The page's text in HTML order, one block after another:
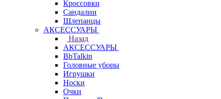
Кроссовки
Сандалии
Шлепанцы
АКСЕССУАРЫ
Назад
АКСЕССУАРЫ
BbTalkin
Головные уборы
Игрушки
Носки
Очки